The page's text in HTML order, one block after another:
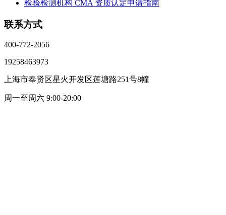
检验检测机构 CMA 资质认定申请指南
联系方式
400-772-2056
19258463973
上海市奉贤区星火开发区莲塘路251号8幢
周一至周六 9:00-20:00